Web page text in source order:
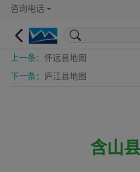
咨询电话
上一条： 怀远县地图
下一条： 庐江县地图
含山